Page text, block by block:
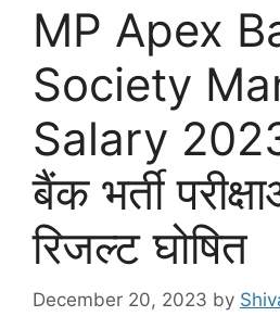
MP Apex
Society
Salary
बैंक भर्ती
रिजल्ट घोषित
December 20, 2023 by